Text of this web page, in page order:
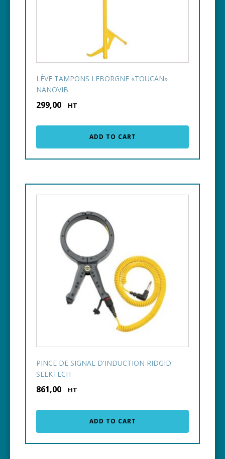
LÈVE TAMPONS LEBORGNE «TOUCAN»
NANOVIB
299,00 HT
ADD TO CART
PINCE DE SIGNAL D'INDUCTION RIDGID
SEEKTECH
861,00 HT
ADD TO CART